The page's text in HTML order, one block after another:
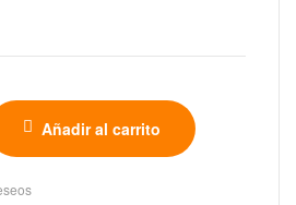
Añadir al carrito